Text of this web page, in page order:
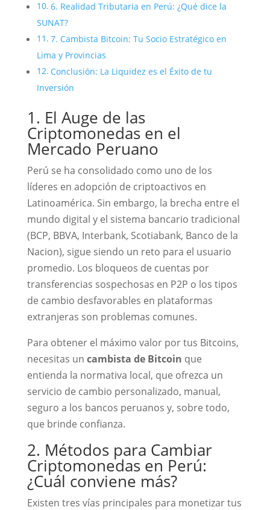
6. Realidad Tributaria en Perú: ¿Qué dice la
SUNAT?
7. Cambista Bitcoin: Tu Socio Estratégico en
Lima y Provincias
Conclusión: La Liquidez es el Éxito de tu
Inversión
1. El Auge de las
Criptomonedas en el
Mercado Peruano
Perú se ha consolidado como uno de los
líderes en adopción de criptoactivos en
Latinoamérica. Sin embargo, la brecha entre el
mundo digital y el sistema bancario tradicional
(BCP, BBVA, Interbank, Scotiabank, Banco de la
Nacion), sigue siendo un reto para el usuario
promedio. Los bloqueos de cuentas por
transferencias sospechosas en P2P o los tipos
de cambio desfavorables en plataformas
extranjeras son problemas comunes.
Para obtener el máximo valor por tus Bitcoins,
necesitas un cambista de Bitcoin que
entienda la normativa local, que ofrezca un
servicio de cambio personalizado, manual,
seguro a los bancos peruanos y, sobre todo,
que brinde confianza.
2. Métodos para Cambiar
Criptomonedas en Perú:
¿Cuál conviene más?
Existen tres vías principales para monetizar tus